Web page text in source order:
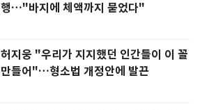
행…"바지에 체액까지 묻었다"
허지웅 "우리가 지지했던 인간들이 이 꼴
만들어"…형소법 개정안에 발끈